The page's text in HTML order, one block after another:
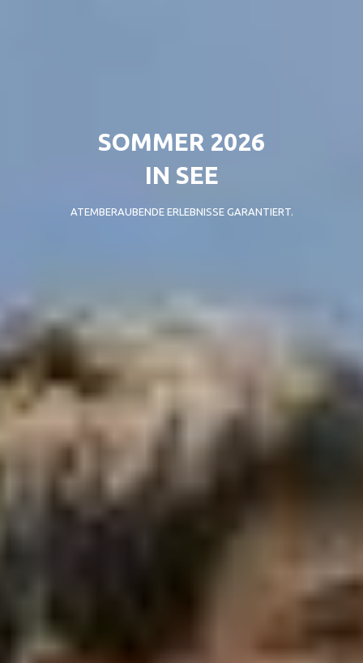
SOMMER 2026
IN SEE
ATEMBERAUBENDE ERLEBNISSE GARANTIERT.